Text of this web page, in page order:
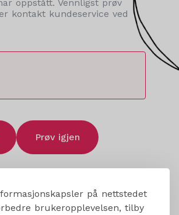
på nettstedet
brukeropplevelsen, tilby
oppstått. Vennligst prøv
kontakt kundeservice ved
Prøv igjen